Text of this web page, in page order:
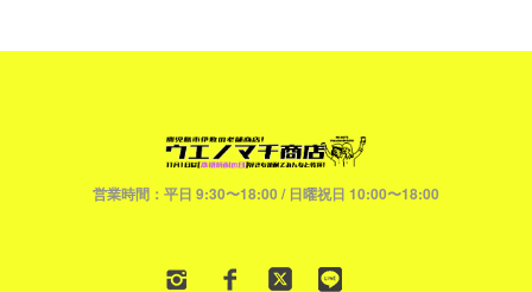
営業時間：平日 9:30〜18:00 / 日曜祝日 10:00〜18:00